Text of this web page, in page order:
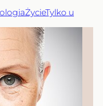
ŻycieTylko u